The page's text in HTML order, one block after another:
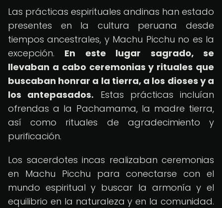
Las prácticas espirituales andinas han estado
presentes en la cultura peruana desde
tiempos ancestrales, y Machu Picchu no es la
excepción. En este lugar sagrado, se
llevaban a cabo ceremonias y rituales que
buscaban honrar a la tierra, a los dioses y a
los antepasados. Estas prácticas incluían
ofrendas a la Pachamama, la madre tierra,
así como rituales de agradecimiento y
purificación.
Los sacerdotes incas realizaban ceremonias
en Machu Picchu para conectarse con el
mundo espiritual y buscar la armonía y el
equilibrio en la naturaleza y en la comunidad.